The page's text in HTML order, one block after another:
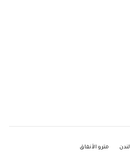
لندن مترو الأنفاق